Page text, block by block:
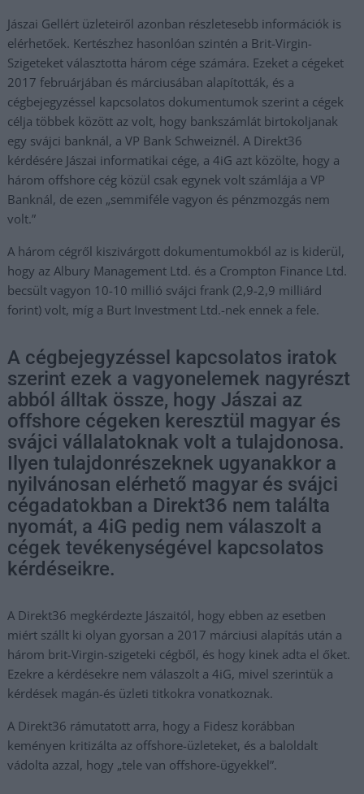
Jászai Gellért üzleteiről azonban részletesebb információk is
elérhetőek. Kertészhez hasonlóan szintén a Brit-Virgin-
Szigeteket választotta három cége számára. Ezeket a cégeket
2017 februárjában és márciusában alapították, és a
cégbejegyzéssel kapcsolatos dokumentumok szerint a cégek
célja többek között az volt, hogy bankszámlát birtokoljanak
egy svájci banknál, a VP Bank Schweiznél. A Direkt36
kérdésére Jászai informatikai cége, a 4iG azt közölte, hogy a
három offshore cég közül csak egynek volt számlája a VP
Banknál, de ezen „semmiféle vagyon és pénzmozgás nem
volt.”
A három cégről kiszivárgott dokumentumokból az is kiderül,
hogy az Albury Management Ltd. és a Crompton Finance Ltd.
becsült vagyon 10-10 millió svájci frank (2,9-2,9 milliárd
forint) volt, míg a Burt Investment Ltd.-nek ennek a fele.
A cégbejegyzéssel kapcsolatos iratok
szerint ezek a vagyonelemek nagyrészt
abból álltak össze, hogy Jászai az
offshore cégeken keresztül magyar és
svájci vállalatoknak volt a tulajdonosa.
Ilyen tulajdonrészeknek ugyanakkor a
nyilvánosan elérhető magyar és svájci
cégadatokban a Direkt36 nem találta
nyomát, a 4iG pedig nem válaszolt a
cégek tevékenységével kapcsolatos
kérdéseikre.
A Direkt36 megkérdezte Jászaitól, hogy ebben az esetben
miért szállt ki olyan gyorsan a 2017 márciusi alapítás után a
három brit-Virgin-szigeteki cégből, és hogy kinek adta el őket.
Ezekre a kérdésekre nem válaszolt a 4iG, mivel szerintük a
kérdések magán-és üzleti titkokra vonatkoznak.
A Direkt36 rámutatott arra, hogy a Fidesz korábban
keményen kritizálta az offshore-üzleteket, és a baloldalt
vádolta azzal, hogy „tele van offshore-ügyekkel”.